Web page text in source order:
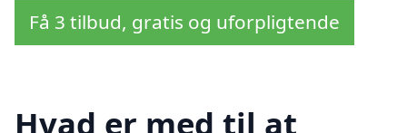
Få 3 tilbud, gratis og uforpligtende
Hvad er med til at